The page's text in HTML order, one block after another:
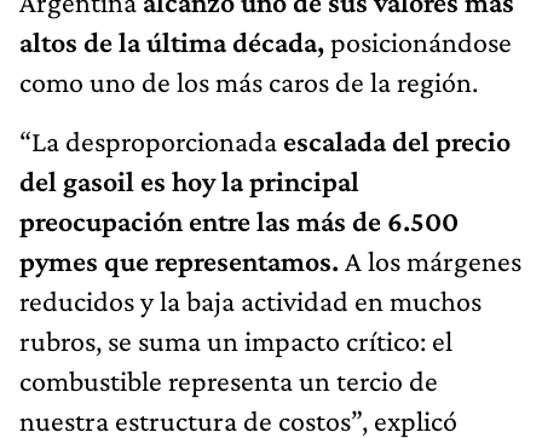
altos de la última década,posicionándose
como uno de los más caros de la región.
“La desproporcionada escalada del precio
del gasoil es hoy la principal
preocupación entre las más de 6.500
pymes que representamos. A los márgenes
reducidos y la baja actividad en muchos
rubros, se suma un impacto crítico: el
combustible representa un tercio de
nuestra estructura de costos”, explicó